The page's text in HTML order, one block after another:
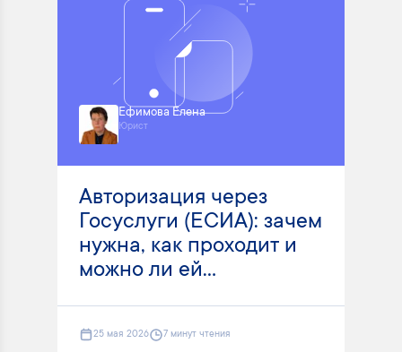
Ефимова Елена
Юрист
Авторизация через
Госуслуги (ЕСИА): зачем
нужна, как проходит и
можно ли ей...
25 мая 2026 7 минут чтения